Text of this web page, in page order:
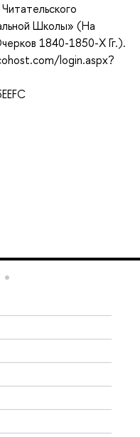
Школы» (На
1840-1850-Х Гг.).
login.aspx?